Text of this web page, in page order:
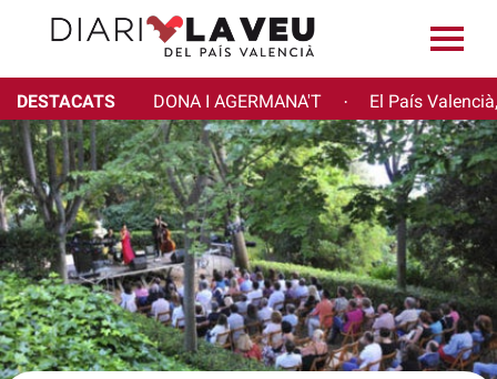
DESTACATS DONA I AGERMANA'T · El País